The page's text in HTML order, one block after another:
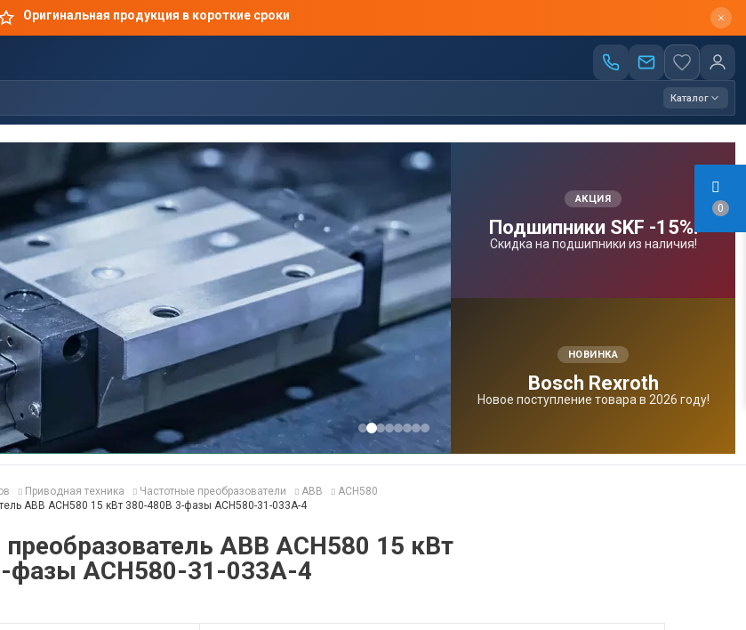
0
Оригинальная продукция в короткие сроки
Каталог
АКЦИЯ
Подшипники SKF -15%!
Скидка на подшипники из наличия!
НОВИНКА
Bosсh Rexroth
Новое поступление товара в 2026 году!
Приводная техника Частотные преобразователи ABB
ACH580
ABB ACH580 15 кВт 380-480В 3-фазы ACH580-31-033A-4
ABB ACH580 15 кВт
фазы ACH580-31-033A-4